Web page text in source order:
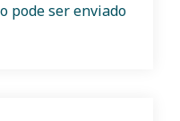
pode ser enviado